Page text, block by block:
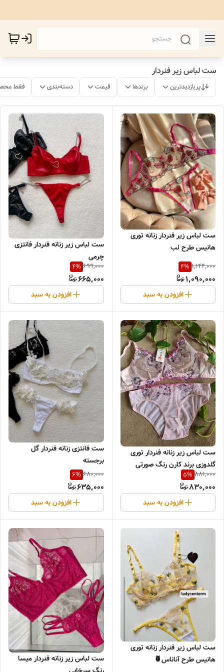
ست لباس زیر فنردار
پربازدیدترین برندها قیمت دسته‌بندی فقط
ست لباس زیر فنردار زنانه توری
هانیس طرح لب
1,144,000
4%
1,090,000
افزودن به سبد
ست لباس زیر زنانه فنردار فانتزی
چرمی
699,000
4%
665,000
افزودن به سبد
ست لباس زیر زنانه فنردار توری
گلدوزی برند کارن رنگ صورتی
881,000
5%
830,000
افزودن به سبد
ست فانتزی زنانه فنردار گل
برجسته
680,000
6%
635,000
افزودن به سبد
ست لباس زیر فنردار زنانه توری
هانیس طرح آناناس🍍
ست لباس زیر زنانه فنردار میسا